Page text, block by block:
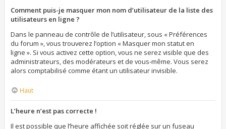
Comment puis-je masquer mon nom d’utilisateur de la liste des
utilisateurs en ligne ?
Dans le panneau de contrôle de l’utilisateur, sous « Préférences
du forum », vous trouverez l’option « Masquer mon statut en
ligne ». Si vous activez cette option, vous ne serez visible que des
administrateurs, des modérateurs et de vous-même. Vous serez
alors comptabilisé comme étant un utilisateur invisible.
Haut
L’heure n’est pas correcte !
Il est possible que l’heure affichée soit réglée sur un fuseau